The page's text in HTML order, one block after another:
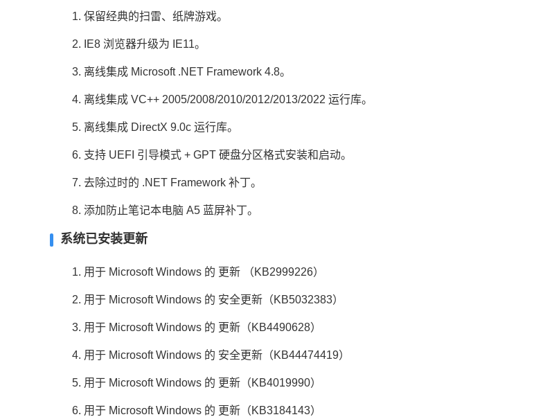
1. 保留经典的扫雷、纸牌游戏。
2. IE8 浏览器升级为 IE11。
3. 离线集成 Microsoft .NET Framework 4.8。
4. 离线集成 VC++ 2005/2008/2010/2012/2013/2022 运行库。
5. 离线集成 DirectX 9.0c 运行库。
6. 支持 UEFI 引导模式 + GPT 硬盘分区格式安装和启动。
7. 去除过时的 .NET Framework 补丁。
8. 添加防止笔记本电脑 A5 蓝屏补丁。
系统已安装更新
1. 用于 Microsoft Windows 的 更新 （KB2999226）
2. 用于 Microsoft Windows 的 安全更新（KB5032383）
3. 用于 Microsoft Windows 的 更新（KB4490628）
4. 用于 Microsoft Windows 的 安全更新（KB44474419）
5. 用于 Microsoft Windows 的 更新（KB4019990）
6. 用于 Microsoft Windows 的 更新（KB3184143）